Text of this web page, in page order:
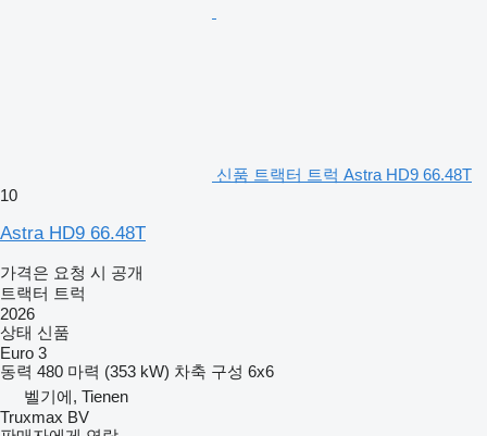
신품 트랙터 트럭 Astra HD9 66.48T
10
Astra HD9 66.48T
가격은 요청 시 공개
트랙터 트럭
2026
상태 신품
Euro 3
동력 480 마력 (353 kW) 차축 구성 6x6
벨기에, Tienen
Truxmax BV